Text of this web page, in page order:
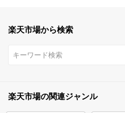
楽天市場から検索
楽天市場の関連ジャンル